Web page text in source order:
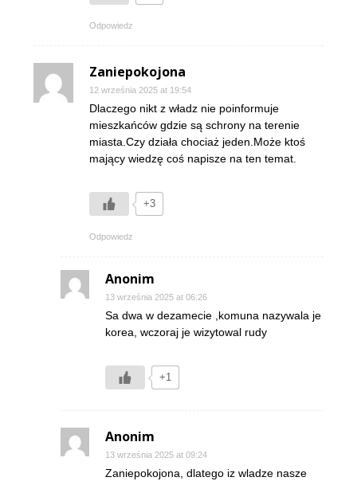
Odpowiedz
Zaniepokojona
12 września 2025 at 19:54
Dlaczego nikt z władz nie poinformuje
mieszkańców gdzie są schrony na terenie
miasta.Czy działa chociaż jeden.Może ktoś
mający wiedzę coś napisze na ten temat.
+3
Odpowiedz
Anonim
13 września 2025 at 06:26
Sa dwa w dezamecie ,komuna nazywala je
korea, wczoraj je wizytowal rudy
+1
Anonim
13 września 2025 at 09:24
Zaniepokojona, dlatego iz wladze nasze